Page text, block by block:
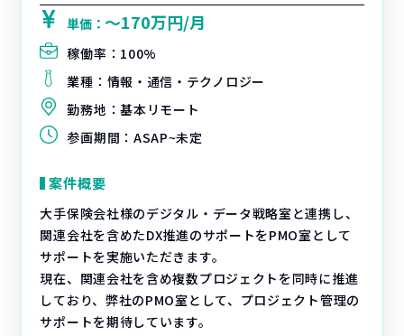
単価：〜170万円/月
稼働率： 100%
業種： 情報・通信・テクノロジー
勤務地：基本リモート
参画期間： ASAP~未定
案件概要
大手保険会社様のデジタル・データ戦略室と連携し、
関連会社を含めたDX推進のサポートをPMO室として
サポートを実施いただきます。
現在、関連会社を含め複数プロジェクトを同時に推進
しており、弊社のPMO室として、プロジェクト管理の
サポートを期待しています。